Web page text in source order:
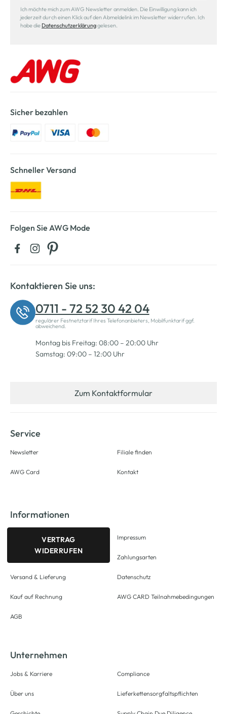
Ich möchte mich zum AWG Newsletter anmelden. Die Einwilligung kann ich
jederzeit durch einen Klick auf den Abmeldelink im Newsletter widerrufen. Ich
habe die Datenschutzerklärunggelesen.
Sicher bezahlen
Schneller Versand
Folgen Sie AWG Mode
Kontaktieren Sie uns:
0711 - 72 52 30 42 04
regulärer Festnetztarif Ihres Telefonanbieters, Mobilfunktarif ggf.
abweichend.
Montag bis Freitag: 08:00 – 20:00 Uhr
Samstag: 09:00 – 12:00 Uhr
Zum Kontaktformular
Service
Newsletter
AWG Card
Filiale finden
Kontakt
Informationen
VERTRAG
WIDERRUFEN
Versand & Lieferung
Kauf auf Rechnung
AGB
Impressum
Zahlungsarten
Datenschutz
AWG CARD Teilnahmebedingungen
Unternehmen
Jobs & Karriere
Über uns
Compliance
Lieferkettensorgfaltspflichten